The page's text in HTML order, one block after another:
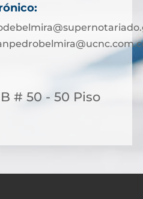
# 50 - 50 Piso